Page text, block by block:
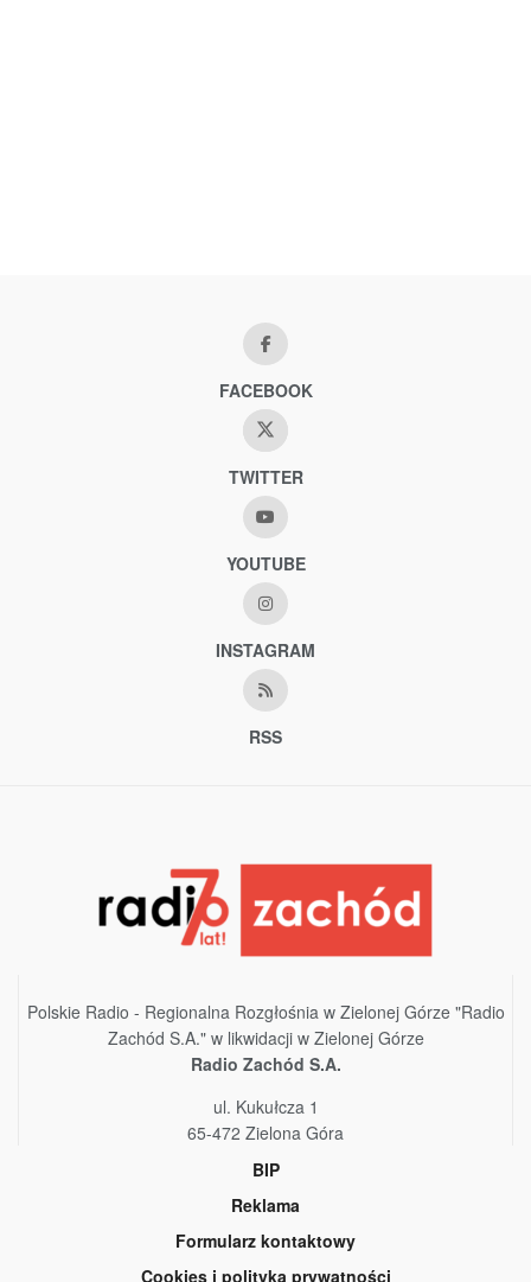
FACEBOOK
TWITTER
YOUTUBE
INSTAGRAM
RSS
Polskie Radio - Regionalna Rozgłośnia w Zielonej Górze "Radio
Zachód S.A." w likwidacji w Zielonej Górze
Radio Zachód S.A.
ul. Kukułcza 1
65-472 Zielona Góra
BIP
Reklama
Formularz kontaktowy
Cookies i polityka prywatności